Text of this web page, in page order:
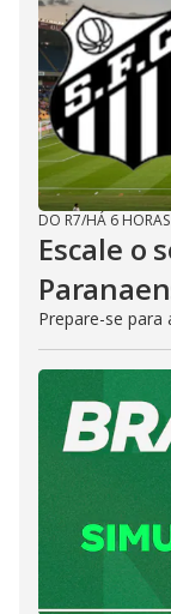
DO R7/HÁ 6 HORAS
Escale o
Prepare-se para